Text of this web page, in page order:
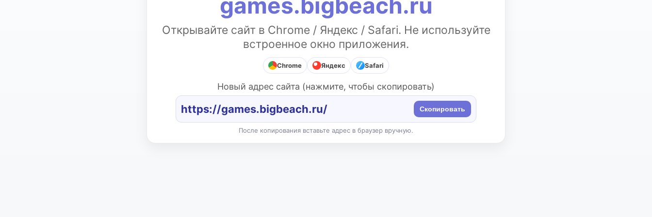
Открывайте сайт в Chrome / Яндекс / Safari. Не используйте
встроенное окно приложения.
Chrome Яндекс Safari
Новый адрес сайта (нажмите, чтобы скопировать)
https://games.bigbeach.ru/ Скопировать
После копирования вставьте адрес в браузер вручную.